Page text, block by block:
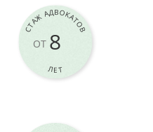
СТАЖ АДВОКАТОВ
ЛЕТ
ОТ 8